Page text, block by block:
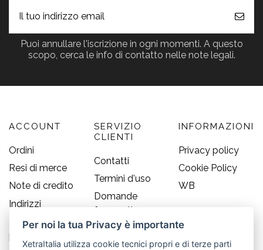
Puoi annullare l'iscrizione in ogni momenti. A questo
scopo, cerca le info di contatto nelle note legali.
ACCOUNT
Ordini
Resi di merce
Note di credito
Indirizzi
Informazioni
personali
SERVIZIO
CLIENTI
Contatti
Termini d'uso
Domande
frequenti
Guida alle
taglie
INFORMAZIONI
Privacy policy
Cookie Policy
WB
Per noi la tua Privacy è importante
XetraItalia utilizza cookie tecnici propri e di terze parti